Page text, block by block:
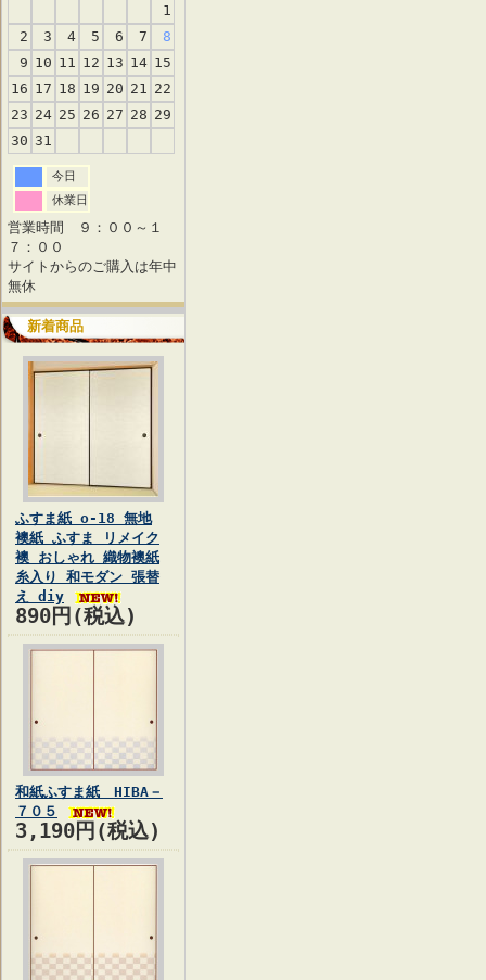
1
2
3 4 5 6 7
8
9 10 11 12 13 14 15
16 17 18 19 20 21 22
23 24 25 26 27 28 29
30 31
今日
休業日
営業時間 ９：００～１
７：００
サイトからのご購入は年中
無休
新着商品
ふすま紙 o-18 無地
襖紙 ふすま リメイク
襖 おしゃれ 織物襖紙
糸入り 和モダン 張替
え diy
890円(税込)
和紙ふすま紙 HIBA－
７０５
3,190円(税込)